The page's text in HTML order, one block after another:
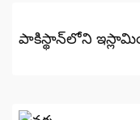
పాకిస్థాన్‌లోని